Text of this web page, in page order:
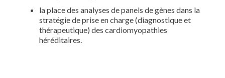
la place des analyses de panels de gènes dans la
stratégie de prise en charge (diagnostique et
thérapeutique) des cardiomyopathies
héréditaires.